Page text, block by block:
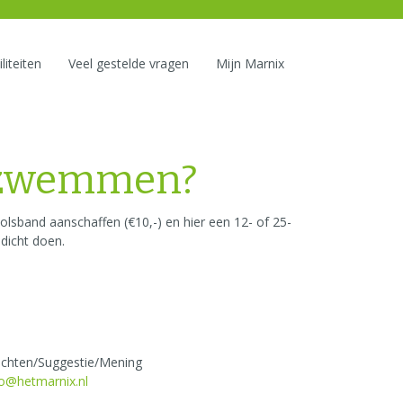
Veel gestelde vragen Mijn Marnix
aanschaffen (€10,-) en hier een 12- of 25-
doen.
Suggestie/Mening